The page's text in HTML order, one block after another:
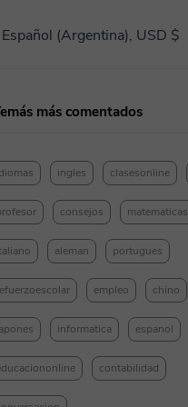
Español (Argentina), USD $
más comentados
ingles clasesonline
consejos matematicas
aleman portugues
empleo chino
informatica espanol
contabilidad